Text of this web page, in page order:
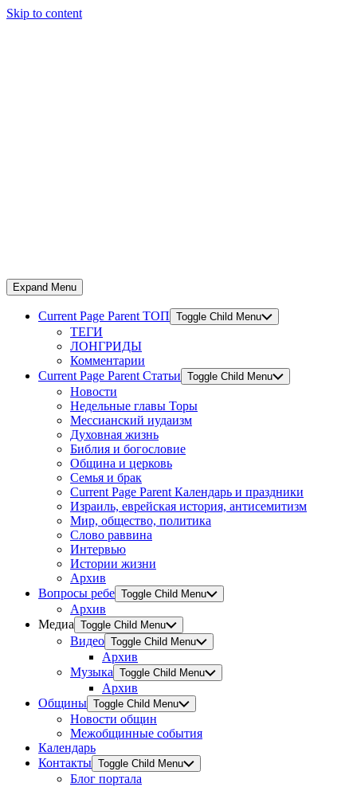
Skip to content
Expand Menu
Current Page Parent ТОП Toggle Child Menu
ТЕГИ
ЛОНГРИДЫ
Комментарии
Current Page Parent Статьи Toggle Child Menu
Новости
Недельные главы Торы
Мессианский иудаизм
Духовная жизнь
Библия и богословие
Община и церковь
Семья и брак
Current Page Parent Календарь и праздники
Израиль, еврейская история, антисемитизм
Мир, общество, политика
Слово раввина
Интервью
Истории жизни
Архив
Вопросы ребе Toggle Child Menu
Архив
Медиа Toggle Child Menu
Видео Toggle Child Menu
Архив
Музыка Toggle Child Menu
Архив
Общины Toggle Child Menu
Новости общин
Межобщинные события
Календарь
Контакты Toggle Child Menu
Блог портала